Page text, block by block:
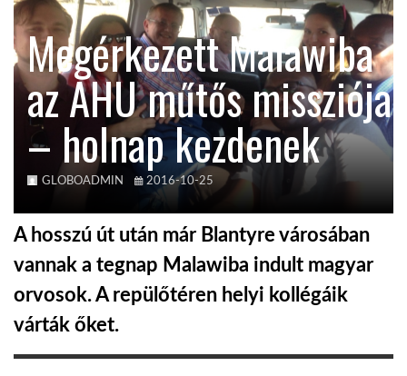
TROPICALMAGAZIN
GLOBOTV
AFRIKA TUDÁSTÁR
A NAP SZÉPE
LINKTR.EE
GLOBOZSARU
DOBRAVERO.HU
Megérkezett Malawiba
az AHU műtős missziója
– holnap kezdenek
GLOBOADMIN 2016-10-25
A hosszú út után már Blantyre városában
vannak a tegnap Malawiba indult magyar
orvosok. A repülőtéren helyi kollégáik
várták őket.